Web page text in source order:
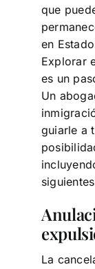
que
en
Explorar
es un
Un
guiarle a
La